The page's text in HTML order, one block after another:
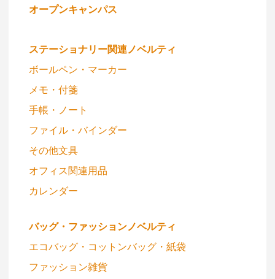
オープンキャンパス
ステーショナリー関連ノベルティ
ボールペン・マーカー
メモ・付箋
手帳・ノート
ファイル・バインダー
その他文具
オフィス関連用品
カレンダー
バッグ・ファッションノベルティ
エコバッグ・コットンバッグ・紙袋
ファッション雑貨